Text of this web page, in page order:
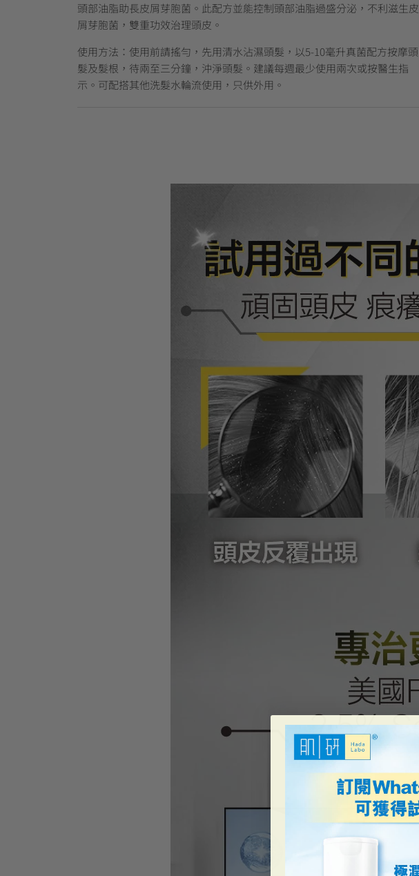
頭部油脂助長皮屑芽胞菌。此配方並能控制頭部油脂過盛分泌，不利滋生皮
屑芽胞菌，雙重功效治理頭皮。
使用方法：使用前請搖勻，先用清水沾濕頭髮，以5-10毫升真菌配方按摩頭
髮及髮根，待兩至三分鐘，沖淨頭髮。建議每週最少使用兩次或按醫生指
示。可配搭其他洗髮水輪流使用，只供外用。